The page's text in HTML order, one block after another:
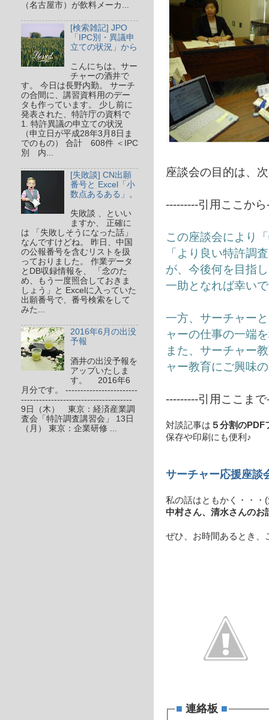
座談会の目的は、
---------引用ここから
この座談会により
「より良い特許調
が、今後何を目指
一助となれば幸い
一方、サーチャー
ャーの仕事の一端
また、サーチャー
ャー教育にご興味
---------引用ここまで
対談記事は ５分割のPDF
保存や印刷にも便利♪
サーチャー応援座談
私の話はともかく・・・
中村さん、清水さんのお
ぜひ、お時間あるとき、
■連絡板 ■
（名古屋市）が飲料メーカ...
[検索雑記] JPO
「IPC別・異議申
立ての状況」から
こんにちは。サー
チャーの酒井で
す。 今日は長野内勤。 サーチ
の合間に、講習資料用のデー
タも作っています。 少し前に
発表された、特許庁の資料で
1. 特許異議の申立ての状況
（申立日が平成28年3月8日ま
でのもの） 合計 608件 ＜IPC
別 内...
[失敗談] CN出願
番号と Excel「小
数点あるある」。
失敗談 、といい
ますか、 正確に
は 「失敗しそうになった話」
なんですけどね。 昨日、中国
の公報番号を含むリストを扱
っておりました。 作業データ
とDB収録情報を、 「念のた
め、もう一度照合しておきま
しょう」と Excelに入っていた
出願番号で、番号検索をして
みた...
2016年6月の出没
予報
酒井の出没予報を
アップいたしま
す。 2016年6
月分です。 ------------------------
-------------------------------------
9日（木） 東京：経済産業調
査会「特許調査講習会」 13日
（月） 東京：企業研修 ...